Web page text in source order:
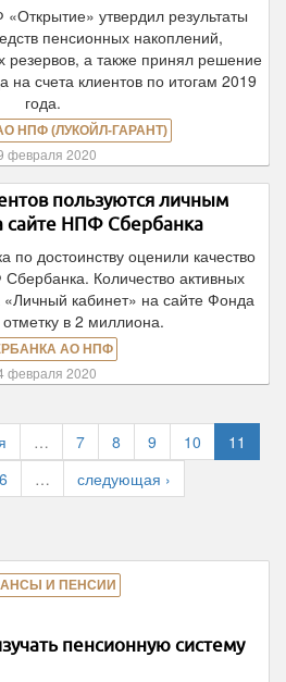
утвердил результаты
пенсионных накоплений,
а также принял решение
на счета клиентов по итогам 2019
года.
НПФ (ЛУКОЙЛ-ГАРАНТ)
февраля 2020
пользуются личным
сайте НПФ Сбербанка
достоинству оценили качество
Количество активных
«Личный кабинет» на сайте Фонда
в 2 миллиона.
АО НПФ
февраля 2020
… 7 8 9 10
11
…
следующая ›
И ПЕНСИИ
пенсионную систему